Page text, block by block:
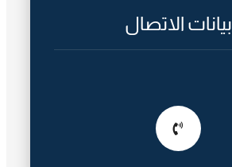
بيانات الاتصال